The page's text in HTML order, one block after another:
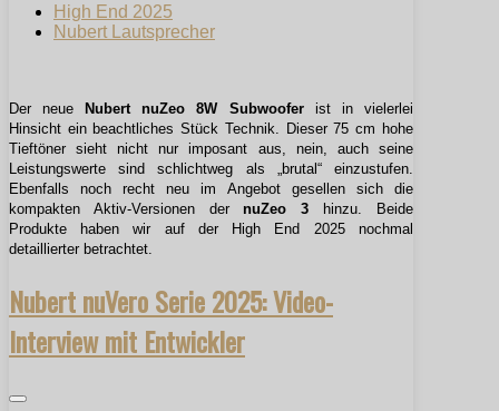
High End 2025
Nubert Lautsprecher
Der neue Nubert nuZeo 8W Subwooferist in vielerlei
Hinsicht ein beachtliches Stück Technik. Dieser 75 cm hohe
Tieftöner sieht nicht nur imposant aus, nein, auch seine
Leistungswerte sind schlichtweg als „brutal“ einzustufen.
Ebenfalls noch recht neu im Angebot gesellen sich die
kompakten Aktiv-Versionen dernuZeo 3 hinzu. Beide
Produkte haben wir auf der High End 2025 nochmal
detaillierter betrachtet.
Nubert nuVero Serie 2025: Video-
Interview mit Entwickler